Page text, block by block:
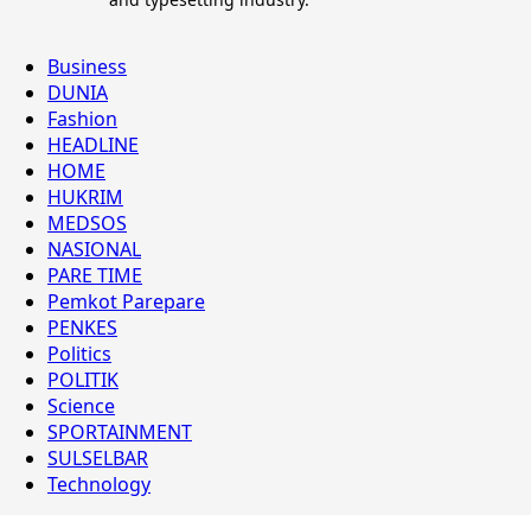
Business
DUNIA
Fashion
HEADLINE
HOME
HUKRIM
MEDSOS
NASIONAL
PARE TIME
Pemkot Parepare
PENKES
Politics
POLITIK
Science
SPORTAINMENT
SULSELBAR
Technology